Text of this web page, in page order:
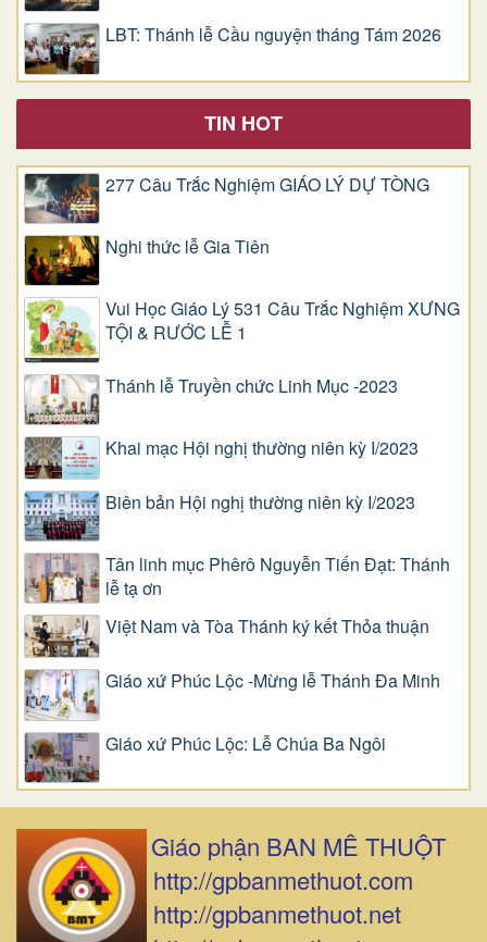
LBT: Thánh lễ Cầu nguyện tháng Tám 2026
TIN HOT
277 Câu Trắc Nghiệm GIÁO LÝ DỰ TÒNG
Nghi thức lễ Gia Tiên
Vui Học Giáo Lý 531 Câu Trắc Nghiệm XƯNG
TỘI & RƯỚC LỄ 1
Thánh lễ Truyền chức Linh Mục -2023
Khai mạc Hội nghị thường niên kỳ I/2023
Biên bản Hội nghị thường niên kỳ I/2023
Tân linh mục Phêrô Nguyễn Tiến Đạt: Thánh
lễ tạ ơn
Việt Nam và Tòa Thánh ký kết Thỏa thuận
Giáo xứ Phúc Lộc -Mừng lễ Thánh Đa Minh
Giáo xứ Phúc Lộc: Lễ Chúa Ba Ngôi
Giáo phận BAN MÊ THUỘT
http://gpbanmethuot.com
http://gpbanmethuot.net